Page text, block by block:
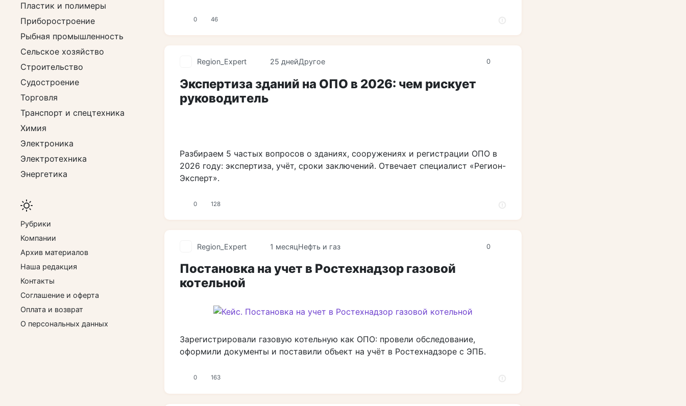
0 46
0
Region_Expert 25 днейДругое
Экспертиза зданий на ОПО в 2026: чем рискует
руководитель
Разбираем 5 частых вопросов о зданиях, сооружениях и регистрации ОПО в
2026 году: экспертиза, учёт, сроки заключений. Отвечает специалист «Регион-
Эксперт».
0 128
0
Region_Expert 1 месяцНефть и газ
Постановка на учет в Ростехнадзор газовой
котельной
Зарегистрировали газовую котельную как ОПО: провели обследование,
оформили документы и поставили объект на учёт в Ростехнадзоре с ЭПБ.
0 163
Пластик и полимеры
Приборостроение
Рыбная промышленность
Сельское хозяйство
Строительство
Судостроение
Торговля
Транспорт и спецтехника
Химия
Электроника
Электротехника
Энергетика
Рубрики
Компании
Архив материалов
Наша редакция
Контакты
Соглашение и оферта
Оплата и возврат
О персональных данных